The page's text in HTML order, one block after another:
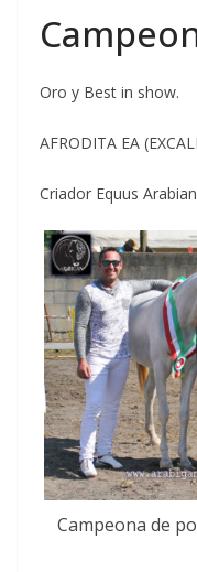
Oro y Best in show.
AFRODITA EA
Criador Equus
Campeona de